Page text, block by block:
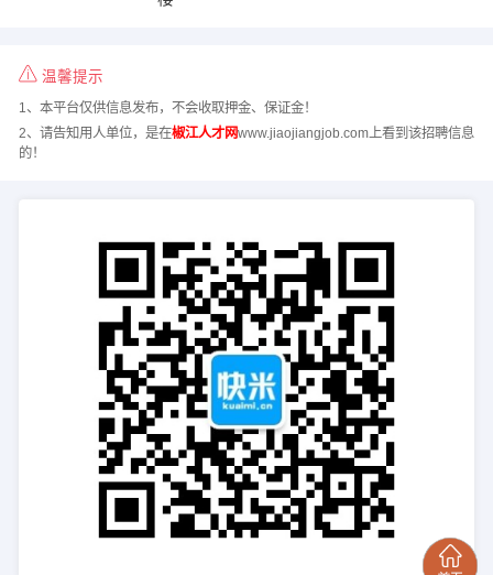
温馨提示
1、本平台仅供信息发布，不会收取押金、保证金！
2、请告知用人单位，是在椒江人才网www.jiaojiangjob.com上看到该招聘信息
的！